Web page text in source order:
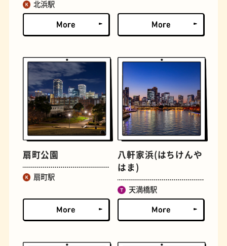
握り寿司 花屋
おいもスイーツ
北浜駅
扇町公園
扇町駅
八軒家浜(はちけんや
はま)
天満橋駅